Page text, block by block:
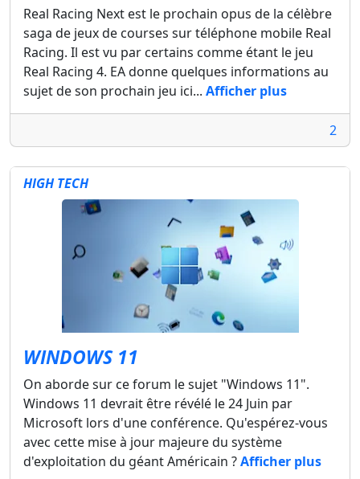
Real Racing Next est le prochain opus de la célèbre
saga de jeux de courses sur téléphone mobile Real
Racing. Il est vu par certains comme étant le jeu
Real Racing 4. EA donne quelques informations au
sujet de son prochain jeu ici... Afficher plus
2
HIGH TECH
WINDOWS 11
On aborde sur ce forum le sujet "Windows 11".
Windows 11 devrait être révélé le 24 Juin par
Microsoft lors d'une conférence. Qu'espérez-vous
avec cette mise à jour majeure du système
d'exploitation du géant Américain ?Afficher plus